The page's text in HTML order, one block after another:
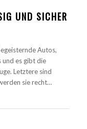
UND SICHER
Autos,
es gibt die
Letztere sind
sie recht…